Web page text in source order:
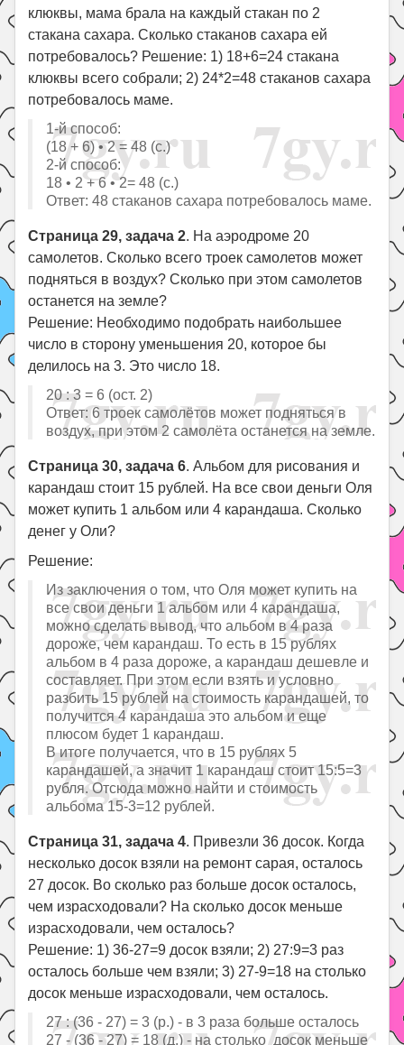
клюквы, мама брала на каждый стакан по 2
стакана сахара. Сколько стаканов сахара ей
потребовалось? Решение: 1) 18+6=24 стакана
клюквы всего собрали; 2) 24*2=48 стаканов сахара
потребовалось маме.
1-й способ:
(18 + 6) • 2 = 48 (с.)
2-й способ:
18 • 2 + 6 • 2= 48 (с.)
Ответ: 48 стаканов сахара потребовалось маме.
Страница 29, задача 2. На аэродроме 20
самолетов. Сколько всего троек самолетов может
подняться в воздух? Сколько при этом самолетов
останется на земле?
Решение: Необходимо подобрать наибольшее
число в сторону уменьшения 20, которое бы
делилось на 3. Это число 18.
20 : 3 = 6 (ост. 2)
Ответ: 6 троек самолётов может подняться в
воздух, при этом 2 самолёта останется на земле.
Страница 30, задача 6. Альбом для рисования и
карандаш стоит 15 рублей. На все свои деньги Оля
может купить 1 альбом или 4 карандаша. Сколько
денег у Оли?
Решение:
Из заключения о том, что Оля может купить на
все свои деньги 1 альбом или 4 карандаша,
можно сделать вывод, что альбом в 4 раза
дороже, чем карандаш. То есть в 15 рублях
альбом в 4 раза дороже, а карандаш дешевле и
составляет. При этом если взять и условно
разбить 15 рублей на стоимость карандашей, то
получится 4 карандаша это альбом и еще
плюсом будет 1 карандаш.
В итоге получается, что в 15 рублях 5
карандашей, а значит 1 карандаш стоит 15:5=3
рубля. Отсюда можно найти и стоимость
альбома 15-3=12 рублей.
Страница 31, задача 4. Привезли 36 досок. Когда
несколько досок взяли на ремонт сарая, осталось
27 досок. Во сколько раз больше досок осталось,
чем израсходовали? На сколько досок меньше
израсходовали, чем осталось?
Решение: 1) 36-27=9 досок взяли; 2) 27:9=3 раз
осталось больше чем взяли; 3) 27-9=18 на столько
досок меньше израсходовали, чем осталось.
27 : (36 - 27) = 3 (р.) - в 3 раза больше осталось
27 - (36 - 27) = 18 (д.) - на столько досок меньше